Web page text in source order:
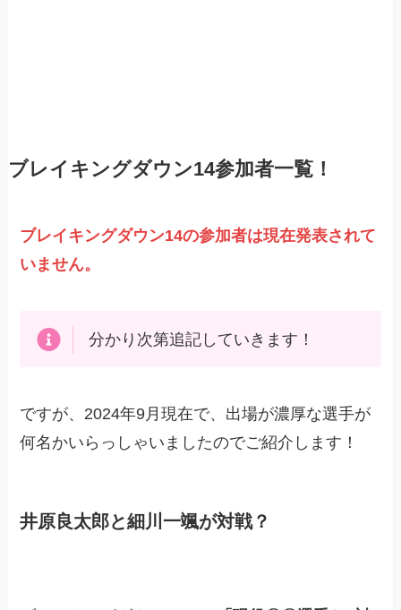
ブレイキングダウン14参加者一覧！
ブレイキングダウン14の参加者は現在発表されて
いません。
分かり次第追記していきます！
ですが、2024年9月現在で、出場が濃厚な選手が
何名かいらっしゃいましたのでご紹介します！
井原良太郎と細川一颯が対戦？